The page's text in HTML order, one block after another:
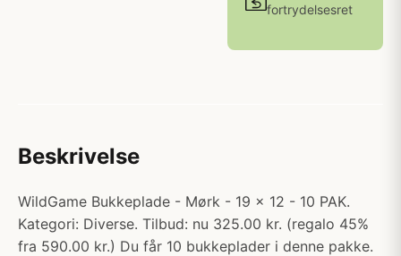
fortrydelsesret
Beskrivelse
WildGame Bukkeplade - Mørk - 19 x 12 - 10 PAK.
Kategori: Diverse. Tilbud: nu 325.00 kr. (regalo 45%
fra 590.00 kr.) Du får 10 bukkeplader i denne pakke.